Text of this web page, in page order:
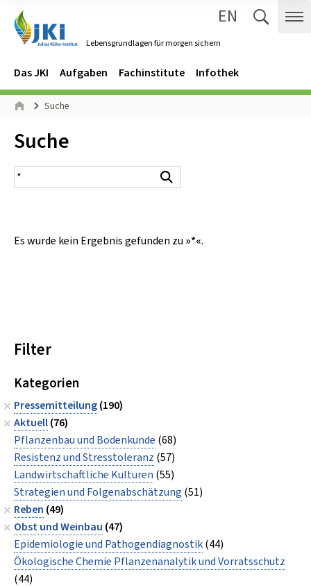
Lebensgrundlagen für morgen sichern
EN
Navigation
Hauptmenü
Das JKI Aufgaben Fachinstitute Infothek
Seitenpfad
Suche
Inhalt:
Suche
Suchergebnis
Es wurde kein Ergebnis gefunden zu »*«.
Filter
Kategorien
Pressemitteilung(190)
Aktuell(76)
Pflanzenbau und Bodenkunde (68)
Resistenz und Stresstoleranz (57)
Landwirtschaftliche Kulturen (55)
Strategien und Folgenabschätzung (51)
Reben (49)
Obst und Weinbau (47)
Epidemiologie und Pathogendiagnostik(44)
Ökologische Chemie Pflanzenanalytik und Vorratsschutz
(44)